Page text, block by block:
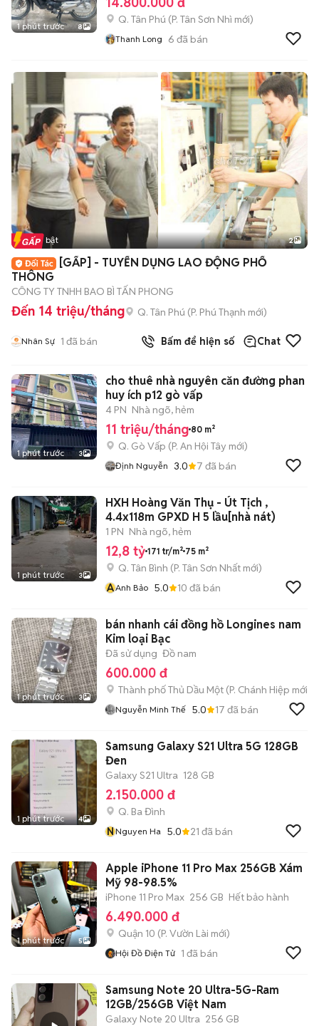
1 phút trước 8
Q. Tân Phú (P. Tân Sơn Nhì mới)
Thanh Long 6 đã bán
Tin nổi bật 2
[GẤP] - TUYỂN DỤNG LAO ĐỘNG PHỔ
THÔNG
CÔNG TY TNHH BAO BÌ TẤN PHONG
Đến 14 triệu/tháng Q. Tân Phú (P. Phú Thạnh mới)
Nhân Sự 1 đã bán Bấm để hiện số Chat
1 phút trước 3
cho thuê nhà nguyên căn đường phan
huy ích p12 gò vấp
4 PN Nhà ngõ, hẻm
11 triệu/tháng 80 m²
Q. Gò Vấp (P. An Hội Tây mới)
Định Nguyễn 3.0 7 đã bán
1 phút trước 3
HXH Hoàng Văn Thụ - Út Tịch ,
4.4x118m GPXD H 5 lầu[nhà nát)
1 PN Nhà ngõ, hẻm
12,8 tỷ 171 tr/m² 75 m²
Q. Tân Bình (P. Tân Sơn Nhất mới)
AAnh Bảo 5.0 10 đã bán
1 phút trước 3
bán nhanh cái đồng hồ Longines nam
Kim loại Bạc
Đã sử dụng Đồ nam
600.000 đ
Thành phố Thủ Dầu Một (P. Chánh Hiệp mới)
Nguyễn Minh Thế 5.0 17 đã bán
1 phút trước 4
Samsung Galaxy S21 Ultra 5G 128GB
Đen
Galaxy S21 Ultra 128 GB
2.150.000 đ
Q. Ba Đình
NNguyen Ha 5.0 21 đã bán
1 phút trước 5
Apple iPhone 11 Pro Max 256GB Xám
Mỹ 98-98.5%
iPhone 11 Pro Max 256 GB Hết bảo hành
6.490.000 đ
Quận 10 (P. Vườn Lài mới)
Hội Đồ Điện Tử 1 đã bán
Samsung Note 20 Ultra-5G-Ram
12GB/256GB Việt Nam
Galaxy Note 20 Ultra 256 GB